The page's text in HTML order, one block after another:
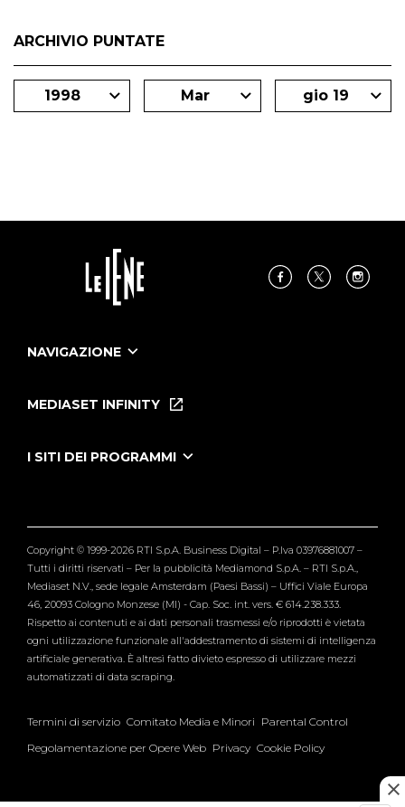
ARCHIVIO PUNTATE
1998 Mar gio 19
NAVIGAZIONE
Le Iene Presentano Inside
Tutti i servizi
MEDIASET INFINITY
I SITI DEI PROGRAMMI
Verissimo
Copyright © 1999-2026 RTI S.p.A. Business Digital – P.Iva 03976881007 –
Tutti i diritti riservati – Per la pubblicità Mediamond S.p.A. – RTI S.p.A.,
Mediaset N.V., sede legale Amsterdam (Paesi Bassi) – Uffici Viale Europa
46, 20093 Cologno Monzese (MI) - Cap. Soc. int. vers. € 614.238.333.
Rispetto ai contenuti e ai dati personali trasmessi e/o riprodotti è vietata
ogni utilizzazione funzionale all'addestramento di sistemi di intelligenza
artificiale generativa. È altresì fatto divieto espresso di utilizzare mezzi
automatizzati di data scraping.
Termini di servizio Comitato Media e Minori Parental Control
Regolamentazione per Opere Web Privacy Cookie Policy